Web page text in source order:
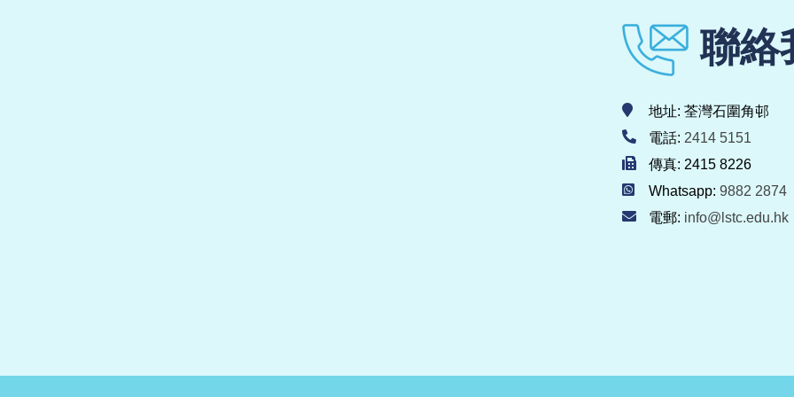
聯絡
地址: 荃灣石圍角邨
電話: 2414 5151
傳真: 2415 8226
Whatsapp: 9882 2874
電郵: info@lstc.edu.hk